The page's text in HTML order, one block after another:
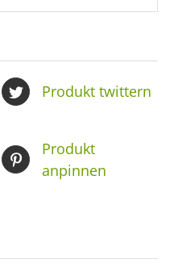
Produkt twittern
Produkt
anpinnen